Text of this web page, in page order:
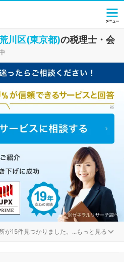
川区(東京都)の税理士・会
が15件見つかりました。 ...もっと見る